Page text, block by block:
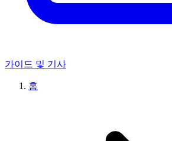
가이드 및 기사
홈